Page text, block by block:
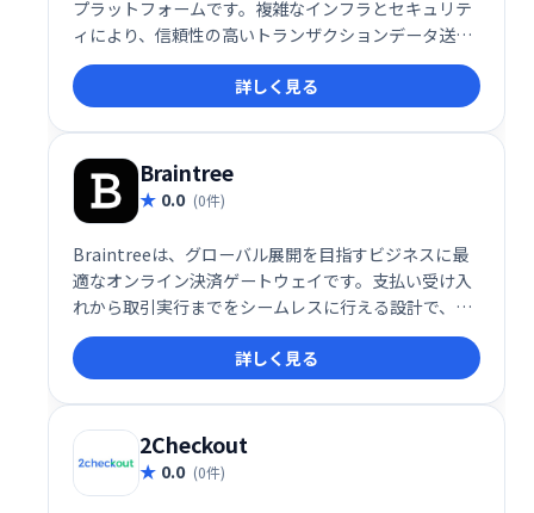
プラットフォームです。複雑なインフラとセキュリテ
ィにより、信頼性の高いトランザクションデータ送信
を実現します。ソフトウェア不要で、オンライン設定
のみで利用でき、カードスワイプマシンと同様にトラ
ンザクションを管理できます。
詳しく見る
Braintree
0.0 (0件)
Braintreeは、グローバル展開を目指すビジネスに最
適なオンライン決済ゲートウェイです。支払い受け入
れから取引実行までをシームレスに行える設計で、世
界中の顧客に対応可能。多様な決済手段に対応し、安
全で効率的な決済処理を提供し、顧客体験の向上を支
援します。
詳しく見る
2Checkout
0.0 (0件)